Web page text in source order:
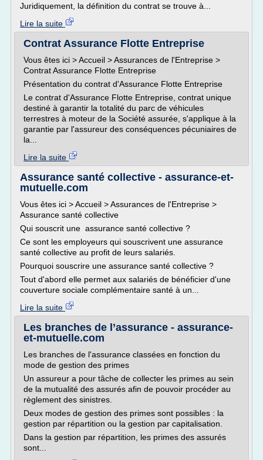
Juridiquement, la définition du contrat se trouve à...
Lire la suite
Contrat Assurance Flotte Entreprise
Vous êtes ici > Accueil > Assurances de l'Entreprise >
Contrat Assurance Flotte Entreprise
Présentation du contrat d'Assurance Flotte Entreprise
Le contrat d'Assurance Flotte Entreprise, contrat unique
destiné à garantir la totalité du parc de véhicules
terrestres à moteur de la Société assurée, s'applique à la
garantie par l'assureur des conséquences pécuniaires de
la...
Lire la suite
Assurance santé collective - assurance-et-
mutuelle.com
Vous êtes ici > Accueil > Assurances de l'Entreprise >
Assurance santé collective
Qui souscrit une assurance santé collective ?
Ce sont les employeurs qui souscrivent une assurance
santé collective au profit de leurs salariés.
Pourquoi souscrire une assurance santé collective ?
Tout d'abord elle permet aux salariés de bénéficier d'une
couverture sociale complémentaire santé à un...
Lire la suite
Les branches de l’assurance - assurance-
et-mutuelle.com
Les branches de l'assurance classées en fonction du
mode de gestion des primes
Un assureur a pour tâche de collecter les primes au sein
de la mutualité des assurés afin de pouvoir procéder au
règlement des sinistres.
Deux modes de gestion des primes sont possibles : la
gestion par répartition ou la gestion par capitalisation.
Dans la gestion par répartition, les primes des assurés
sont...